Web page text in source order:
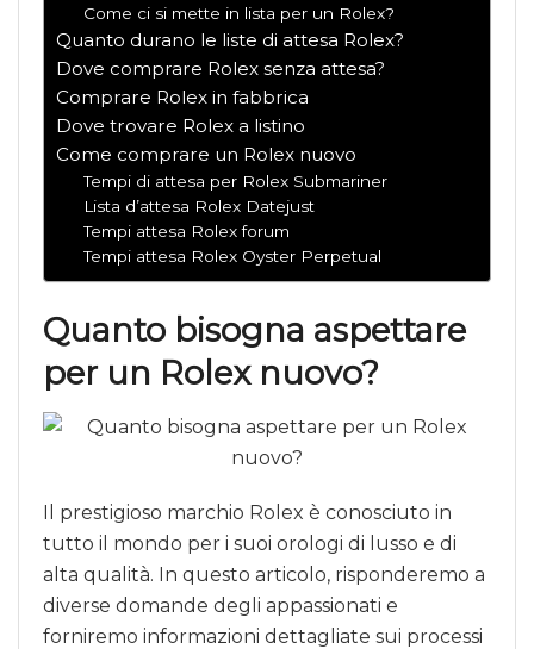
Come ci si mette in lista per un Rolex?
Quanto durano le liste di attesa Rolex?
Dove comprare Rolex senza attesa?
Comprare Rolex in fabbrica
Dove trovare Rolex a listino
Come comprare un Rolex nuovo
Tempi di attesa per Rolex Submariner
Lista d’attesa Rolex Datejust
Tempi attesa Rolex forum
Tempi attesa Rolex Oyster Perpetual
Quanto bisogna aspettare
per un Rolex nuovo?
Il prestigioso marchio Rolex è conosciuto in
tutto il mondo per i suoi orologi di lusso e di
alta qualità. In questo articolo, risponderemo a
diverse domande degli appassionati e
forniremo informazioni dettagliate sui processi